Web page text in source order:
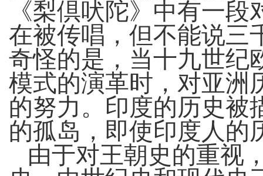
《梨倶吠陀》中有一
在被传唱，但不能说三
奇怪的是，当十九世纪
模式的演革时，对亚洲
的努力。印度的历史被
的孤岛，即使印度人的
由于对王朝史的重视